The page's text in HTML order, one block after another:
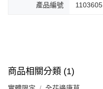
產品編號 1103605
商品相關分類 (1)